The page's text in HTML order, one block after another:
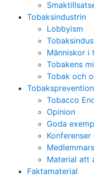
Tobaksindustrin
Lobbyism
Människor i
Tobakens
Tobak och
Tobacco
Opinion
Goda
Material att
Faktamaterial